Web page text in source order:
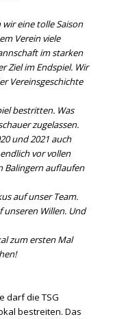
eine tolle Saison
Verein viele
im starken
Ziel im Endspiel. Wir
Vereinsgeschichte
bestritten. Was
zugelassen.
und 2021 auch
vor vollen
Balingern auflaufen
auf unser Team.
unseren Willen. Und
zum ersten Mal
darf die TSG
bestreiten. Das